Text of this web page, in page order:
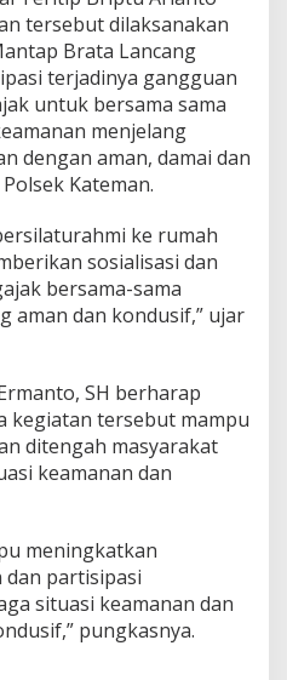
tersebut dilaksanakan
Brata Lancang
terjadinya gangguan
untuk bersama sama
menjelang
dengan aman, damai dan
Kateman.
ke rumah
sosialisasi dan
bersama-sama
aman dan kondusif,” ujar
SH berharap
kegiatan tersebut mampu
ditengah masyarakat
keamanan dan
meningkatkan
dan partisipasi
situasi keamanan dan
pungkasnya.